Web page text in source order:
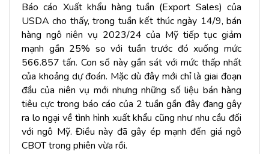
Báo cáo Xuất khẩu hàng tuần (Export Sales) của
USDA cho thấy, trong tuần kết thúc ngày 14/9, bán
hàng ngô niên vụ 2023/24 của Mỹ tiếp tục giảm
mạnh gần 25% so với tuần trước đó xuống mức
566.857 tấn. Con số này gần sát với mức thấp nhất
của khoảng dự đoán. Mặc dù đây mới chỉ là giai đoạn
đầu của niên vụ mới nhưng những số liệu bán hàng
tiêu cực trong báo cáo của 2 tuần gần đây đang gây
ra lo ngại về tình hình xuất khẩu cũng như nhu cầu đối
với ngô Mỹ. Điều này đã gây ép mạnh đến giá ngô
CBOT trong phiên vừa rồi.